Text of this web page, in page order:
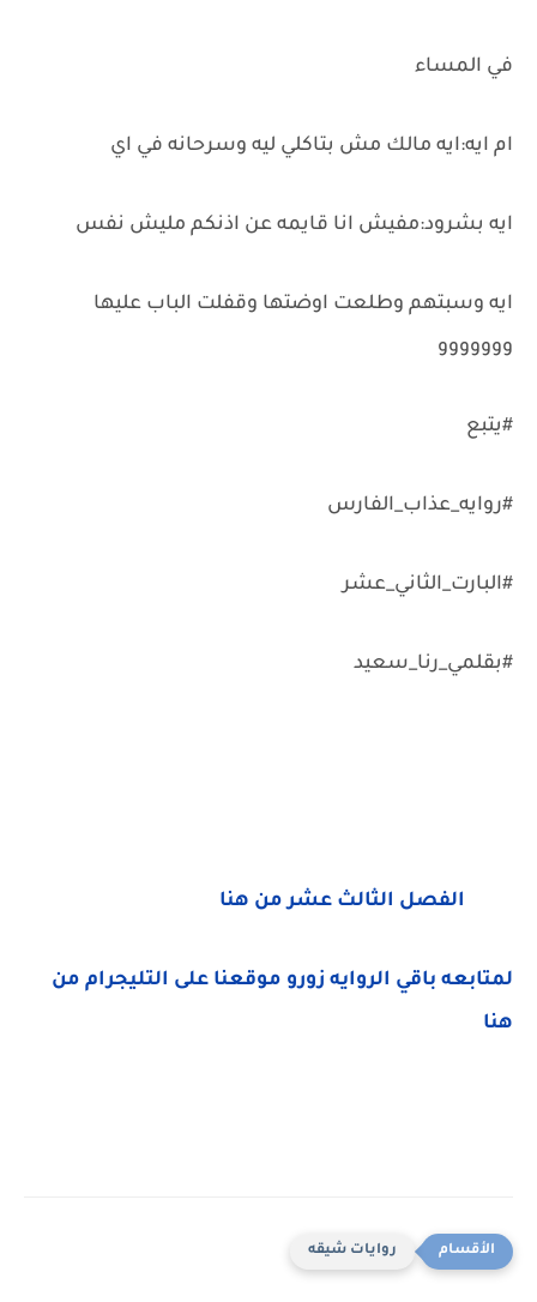
في المساء
ام ايه:ايه مالك مش بتاكلي ليه وسرحانه في اي
ايه بشرود:مفيش انا قايمه عن اذنكم مليش نفس
ايه وسبتهم وطلعت اوضتها وقفلت الباب عليها
ووووووو
#يتبع
#روايه_عذاب_الفارس
#البارت_الثاني_عشر
#بقلمي_رنا_سعيد
الفصل الثالث عشر من هنا
لمتابعه باقي الروايه زورو موقعنا على التليجرام من
هنا
روايات شيقه